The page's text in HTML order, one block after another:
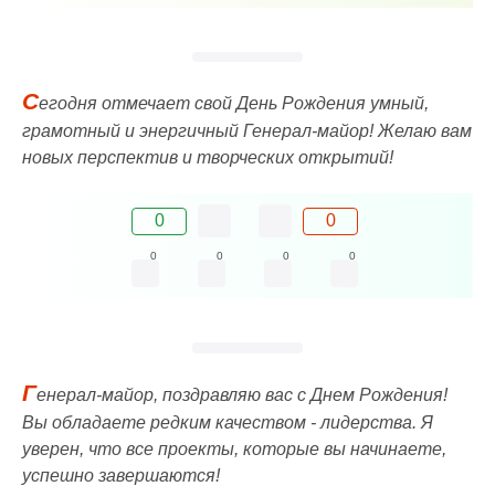
Сегодня отмечает свой День Рождения умный,
грамотный и энергичный Генерал-майор! Желаю вам
новых перспектив и творческих открытий!
0 0
0 0 0 0
Генерал-майор, поздравляю вас с Днем Рождения!
Вы обладаете редким качеством - лидерства. Я
уверен, что все проекты, которые вы начинаете,
успешно завершаются!